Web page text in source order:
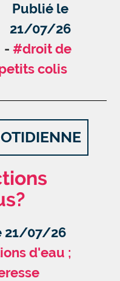
Publié le
21/07/26
#droit de
colis
21/07/26
d'eau ;